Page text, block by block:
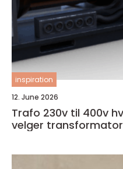
inspiration
12. June 2026
Trafo 230v til 400v hva du må vite før du
velger transformator